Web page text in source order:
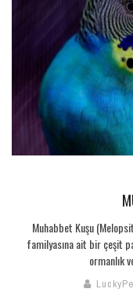
Muhabbet Kuşu
familyasına ait bir çeşit
ormanlık